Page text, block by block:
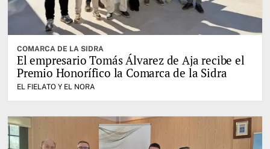
COMARCA DE LA SIDRA
El empresario Tomás Álvarez de Aja recibe el
Premio Honorífico la Comarca de la Sidra
EL FIELATO Y EL NORA